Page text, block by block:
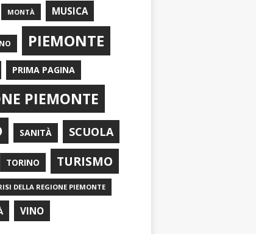
MONTÀ MUSICA
PIEMONTE
PRIMA PAGINA
PIEMONTE
SANITÀ SCUOLA
TORINO TURISMO
DELLA REGIONE PIEMONTE
VINO